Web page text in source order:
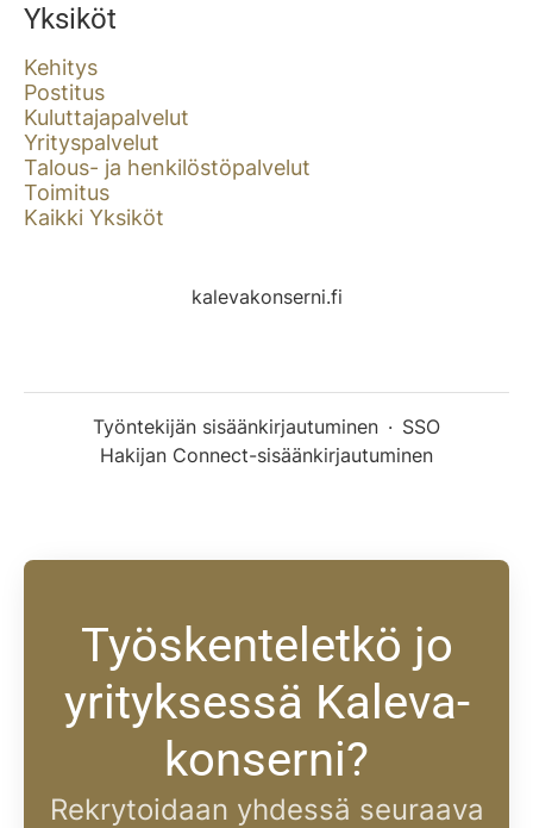
Yksiköt
Kehitys
Postitus
Kuluttajapalvelut
Yrityspalvelut
Talous- ja henkilöstöpalvelut
Toimitus
Kaikki Yksiköt
kalevakonserni.fi
Työntekijän sisäänkirjautuminen · SSO
Hakijan Connect-sisäänkirjautuminen
Työskenteletkö jo
yrityksessä Kaleva-
konserni?
Rekrytoidaan yhdessä seuraava